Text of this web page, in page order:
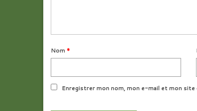
Nom *
Enregistrer mon nom, mon e-mail et mon site